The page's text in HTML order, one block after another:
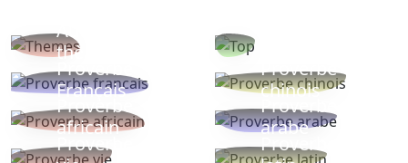
Autres
thèmes
Proverbe
Français
Proverbe
chinois
Proverbe
africain
Proverbe
arabe
Proverbe
Proverbe